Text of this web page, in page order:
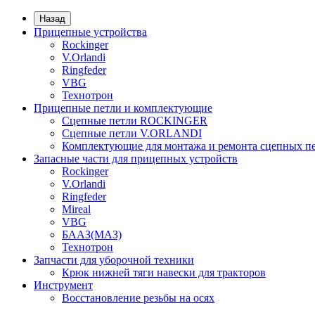
Назад
Прицепные устройства
Rockinger
V.Orlandi
Ringfeder
VBG
Технотрон
Прицепные петли и комплектующие
Сцепные петли ROCKINGER
Сцепные петли V.ORLANDI
Комплектующие для монтажа и ремонта сцепных
Запасные части для прицепных устройств
Rockinger
V.Orlandi
Ringfeder
Mireal
VBG
БААЗ(МАЗ)
Технотрон
Запчасти для уборочной техники
Крюк нижней тяги навески для тракторов
Инструмент
Восстановление резьбы на осях